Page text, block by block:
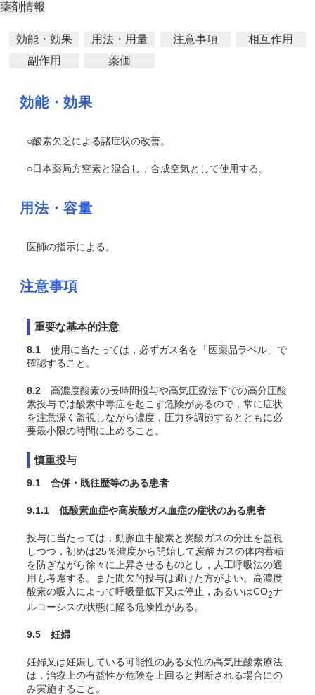
薬剤情報
効能・効果 用法・用量 注意事項
相互作用
副作用
薬価
効能・効果
○酸素欠乏による諸症状の改善。
○日本薬局方窒素と混合し，合成空気として使用する。
用法・容量
医師の指示による。
注意事項
重要な基本的注意
8.1 使用に当たっては，必ずガス名を「医薬品ラベル」で
確認すること。
8.2 高濃度酸素の長時間投与や高気圧療法下での高分圧酸
素投与では酸素中毒症を起こす危険があるので，常に症状
を注意深く監視しながら濃度，圧力を調節するとともに必
要最小限の時間に止めること。
慎重投与
9.1 合併・既往歴等のある患者
9.1.1 低酸素血症や高炭酸ガス血症の症状のある患者
投与に当たっては，動脈血中酸素と炭酸ガスの分圧を監視
しつつ，初めは25％濃度から開始して炭酸ガスの体内蓄積
を防ぎながら徐々に上昇させるものとし，人工呼吸法の適
用も考慮する。また間欠的投与は避けた方がよい。高濃度
酸素の吸入によって呼吸量低下又は停止，あるいはCO2ナ
ルコーシスの状態に陥る危険性がある 。
9.5 妊婦
妊婦又は妊娠している可能性のある女性の高気圧酸素療法
は，治療上の有益性が危険を上回ると判断される場合にの
み実施すること。